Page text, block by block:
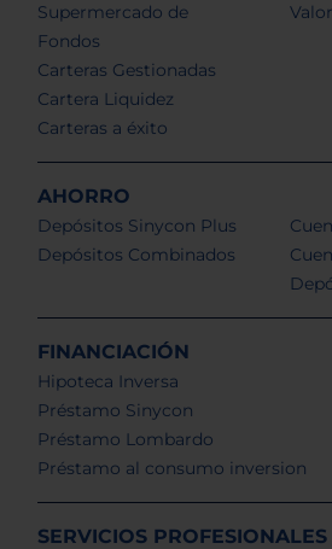
Supermercado de
Fondos
Carteras Gestionadas
Cartera Liquidez
Carteras a éxito
AHORRO
Depósitos Sinycon Plus
Depósitos Combinados
FINANCIACIÓN
Hipoteca Inversa
Préstamo Sinycon
Préstamo Lombardo
Préstamo al consumo inversion
SERVICIOS PROFESIONALES